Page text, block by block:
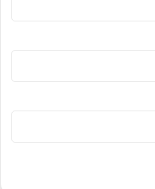
اندرسون در فیلم جدید